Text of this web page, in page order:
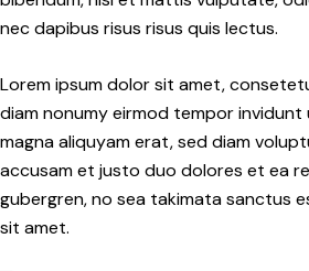
nec dapibus risus risus quis lectus.
Lorem ipsum dolor sit amet,
diam nonumy eirmod tempor
magna aliquyam erat, sed diam
accusam et justo duo dolores et ea
gubergren, no sea takimata sanctus
sit amet.